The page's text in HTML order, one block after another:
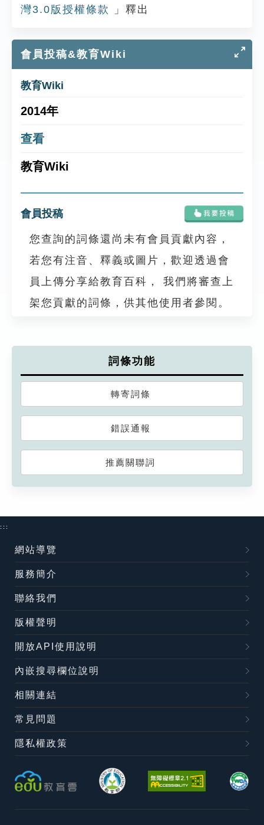
灣3.0版授權條款
」釋出
會員投稿&教育Wiki
教育Wiki
2014年
查看
教育Wiki
會員投稿
您查詢的詞條還尚未有會員貢獻內容，
若您有注音、釋義或圖片，歡迎透過會
員上傳分享給教育百科， 我們將審查上
架您貢獻的詞條，供其他使用者參閱。
詞條功能
轉寄詞條
錯誤通報
推薦關聯詞
:::
網站導覽
服務簡介
聯絡我們
版權聲明
開放API使用說明
內嵌搜尋欄位說明
相關連結
常見問題
隱私權政策